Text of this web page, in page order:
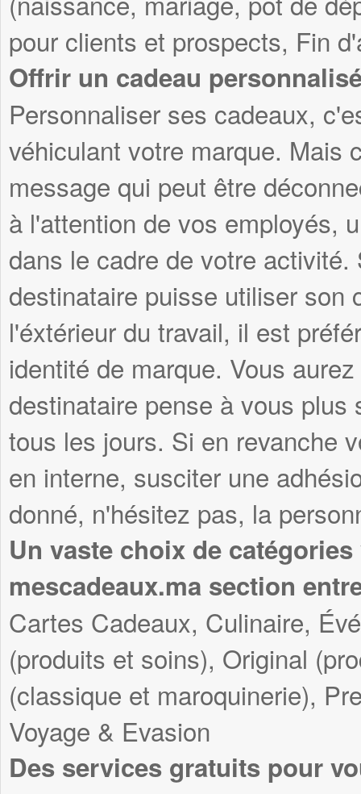
pour clients et prospects, Fin
Offrir un cadeau
Personnaliser ses cadeaux,
véhiculant votre marque. Mais
message qui peut être
à l'attention de vos employés,
dans le cadre de votre
destinataire puisse utiliser son
l'éxtérieur du travail, il est
identité de marque. Vous
destinataire pense à vous
tous les jours. Si en revanche
en interne, susciter une
donné, n'hésitez pas, la
Un vaste choix de
mescadeaux.ma section
Cartes Cadeaux, Culinaire,
(produits et soins), Original
(classique et maroquinerie),
Voyage & Evasion
Des services gratuits pour